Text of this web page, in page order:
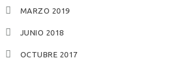
MARZO 2019
JUNIO 2018
OCTUBRE 2017